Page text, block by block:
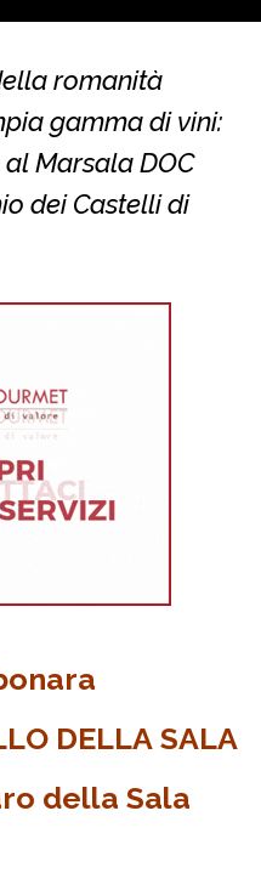
romanità
gamma di vini:
Marsala DOC
dei Castelli di
DELLA SALA
della Sala